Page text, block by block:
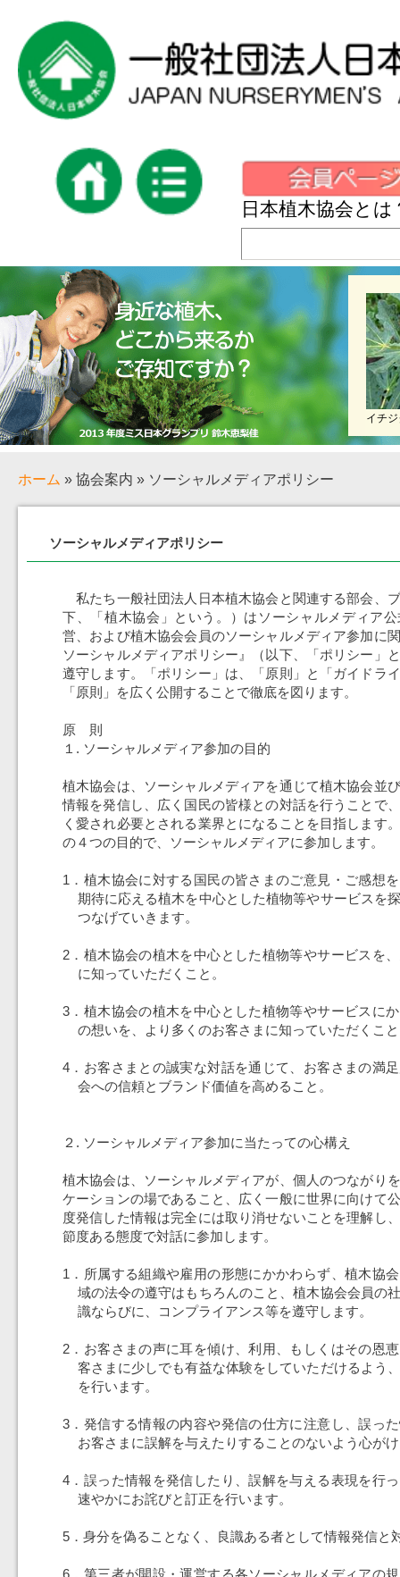
日本植木協会とは
イチ
ホーム » 協会案内 » ソーシャルメディアポリシー
ソーシャルメディアポリシー
私たち一般社団法人日本植木協会と関連する部会、
下、「植木協会」という。）はソーシャルメディア
営、および植木協会会員のソーシャルメディア参加に
ソーシャルメディアポリシー』（以下、「ポリシー」
遵守します。「ポリシー」は、「原則」と「ガイドラ
「原則」を広く公開することで徹底を図ります。
原 則
１. ソーシャルメディア参加の目的
植木協会は、ソーシャルメディアを通じて植木協会並
情報を発信し、広く国民の皆様との対話を行うことで
く愛され必要とされる業界とになることを目指します
の４つの目的で、ソーシャルメディアに参加します。
1．植木協会に対する国民の皆さまのご意見・ご感想
期待に応える植木を中心とした植物等やサービスを
つなげていきます。
2．植木協会の植木を中心とした植物等やサービスを
に知っていただくこと。
3．植木協会の植木を中心とした植物等やサービスに
の想いを、より多くのお客さまに知っていただくこ
4．お客さまとの誠実な対話を通じて、お客さまの満
会への信頼とブランド価値を高めること。
２. ソーシャルメディア参加に当たっての心構え
植木協会は、ソーシャルメディアが、個人のつながり
ケーションの場であること、広く一般に世界に向けて
度発信した情報は完全には取り消せないことを理解し
節度ある態度で対話に参加します。
1．所属する組織や雇用の形態にかかわらず、植木協
域の法令の遵守はもちろんのこと、植木協会会員の
識ならびに、コンプライアンス等を遵守します。
2．お客さまの声に耳を傾け、利用、もしくはその恩
客さまに少しでも有益な体験をしていただけるよう
を行います。
3．発信する情報の内容や発信の仕方に注意し、誤っ
お客さまに誤解を与えたりすることのないよう心が
4．誤った情報を発信したり、誤解を与える表現を行
速やかにお詫びと訂正を行います。
5．身分を偽ることなく、良識ある者として情報発信と
6．第三者が開設・運営する各ソーシャルメディアの